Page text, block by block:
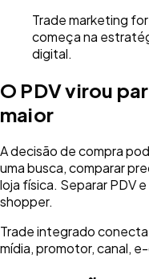
Trade marketing
começa na
digital.
O PDV virou
maior
A decisão de compra
uma busca, comparar
loja física. Separar PDV
shopper.
Trade integrado
mídia, promotor, canal,